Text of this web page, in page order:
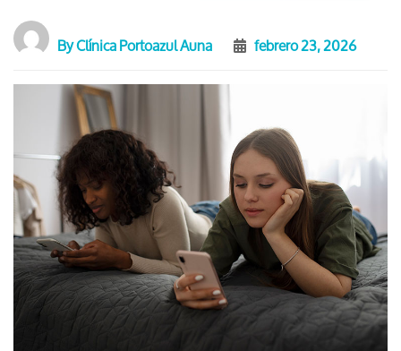
ByClínica Portoazul Auna febrero 23, 2026